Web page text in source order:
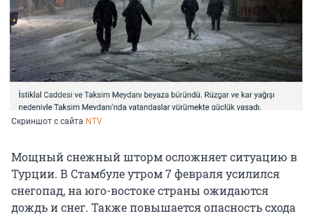
Скриншот с сайта NTV
Мощный снежный шторм осложняет ситуацию в
Турции. В Стамбуле утром 7 февраля усилился
снегопад, на юго-востоке страны ожидаются
дождь и снег. Также повышается опасность схода